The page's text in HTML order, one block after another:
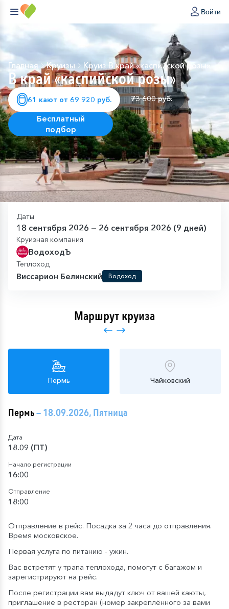
Войти
Главная Круизы Круиз В край «каспийской розы»
В край «каспийской розы»
61 кают от 69 920 руб. 73 600 руб.
Бесплатный
подбор
Даты
18 сентября 2026 — 26 сентября 2026 (9 дней)
Круизная компания
ВодоходЪ
Теплоход
Виссарион Белинский Водоход
Маршрут круиза
Пермь Чайковский
Пермь— 18.09.2026, Пятница
Дата
18.09 (ПТ)
Начало регистрации
16:00
Отправление
18:00
Отправление в рейс. Посадка за 2 часа до отправления.
Время московское.
Первая услуга по питанию - ужин.
Вас встретят у трапа теплохода, помогут с багажом и
зарегистрируют на рейс.
После регистрации вам выдадут ключ от вашей каюты,
приглашение в ресторан (номер закреплённого за вами